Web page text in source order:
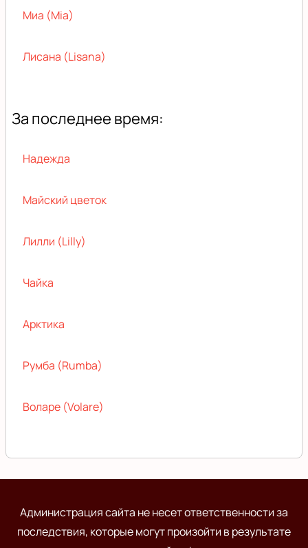
Миа (Mia)
Лисана (Lisana)
За последнее время:
Надежда
Майский цветок
Лилли (Lilly)
Чайка
Арктика
Румба (Rumba)
Воларе (Volare)
Администрация сайта не несет ответственности за
последствия, которые могут произойти в результате